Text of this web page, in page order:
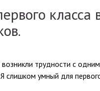
класса
возникли трудности с
слишком умный для